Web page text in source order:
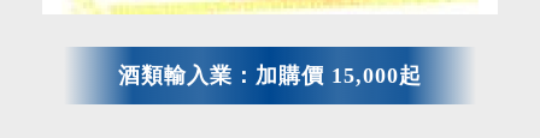
酒類輸入業：加購價 15,000起